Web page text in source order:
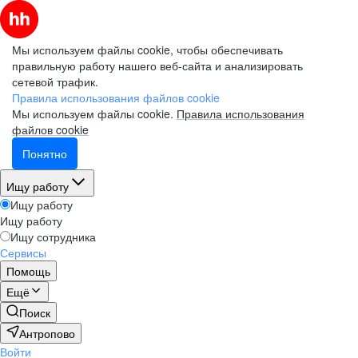
Мы используем файлы cookie, чтобы обеспечивать
правильную работу нашего веб-сайта и анализировать
сетевой трафик.
Правила использования файлов cookie
Мы используем файлы cookie. Правила использования
файлов cookie
Понятно
Ищу работу
Ищу работу
Ищу работу
Ищу сотрудника
Сервисы
Помощь
Ещё
Поиск
Антропово
Войти